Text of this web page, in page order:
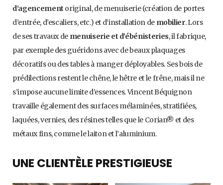
d’agencement original, de menuiserie (création de portes
d’entrée, d’escaliers, etc.) et d’installation de mobilier. Lors
de ses travaux de menuiserie et d’ébénisteries, il fabrique,
par exemple des guéridons avec de beaux plaquages
décoratifs ou des tables à manger déployables. Ses bois de
prédilections restent le chêne, le hêtre et le frêne, mais il ne
s’impose aucune limite d’essences. Vincent Béquignon
travaille également des surfaces mélaminées, stratifiées,
laquées, vernies, des résines telles que le Corian® et des
métaux fins, comme le laiton et l’aluminium.
UNE CLIENTÈLE PRESTIGIEUSE